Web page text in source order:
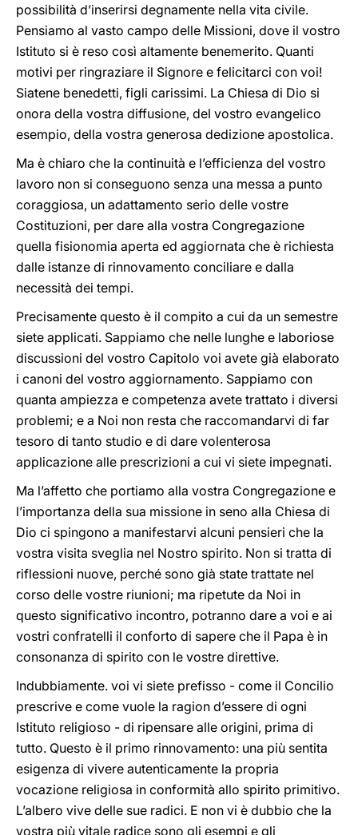
possibilità d’inserirsi degnamente nella vita civile.
Pensiamo al vasto campo delle Missioni, dove il vostro
Istituto si è reso così altamente benemerito. Quanti
motivi per ringraziare il Signore e felicitarci con voi!
Siatene benedetti, figli carissimi. La Chiesa di Dio si
onora della vostra diffusione, del vostro evangelico
esempio, della vostra generosa dedizione apostolica.
Ma è chiaro che la continuità e l’efficienza del vostro
lavoro non si conseguono senza una messa a punto
coraggiosa, un adattamento serio delle vostre
Costituzioni, per dare alla vostra Congregazione
quella fisionomia aperta ed aggiornata che è richiesta
dalle istanze di rinnovamento conciliare e dalla
necessità dei tempi.
Precisamente questo è il compito a cui da un semestre
siete applicati. Sappiamo che nelle lunghe e laboriose
discussioni del vostro Capitolo voi avete già elaborato
i canoni del vostro aggiornamento. Sappiamo con
quanta ampiezza e competenza avete trattato i diversi
problemi; e a Noi non resta che raccomandarvi di far
tesoro di tanto studio e di dare volenterosa
applicazione alle prescrizioni a cui vi siete impegnati.
Ma l’affetto che portiamo alla vostra Congregazione e
l’importanza della sua missione in seno alla Chiesa di
Dio ci spingono a manifestarvi alcuni pensieri che la
vostra visita sveglia nel Nostro spirito. Non si tratta di
riflessioni nuove, perché sono già state trattate nel
corso delle vostre riunioni; ma ripetute da Noi in
questo significativo incontro, potranno dare a voi e ai
vostri confratelli il conforto di sapere che il Papa è in
consonanza di spirito con le vostre direttive.
Indubbiamente. voi vi siete prefisso - come il Concilio
prescrive e come vuole la ragion d’essere di ogni
Istituto religioso - di ripensare alle origini, prima di
tutto. Questo è il primo rinnovamento: una più sentita
esigenza di vivere autenticamente la propria
vocazione religiosa in conformità allo spirito primitivo.
L’albero vive delle sue radici. E non vi è dubbio che la
vostra più vitale radice sono gli esempi e gli